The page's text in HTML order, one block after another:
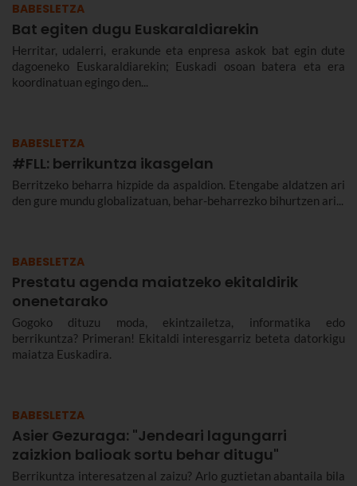
BABESLETZA
Bat egiten dugu Euskaraldiarekin
Herritar, udalerri, erakunde eta enpresa askok bat egin dute
dagoeneko Euskaraldiarekin; Euskadi osoan batera eta era
koordinatuan egingo den...
BABESLETZA
#FLL: berrikuntza ikasgelan
Berritzeko beharra hizpide da aspaldion. Etengabe aldatzen ari
den gure mundu globalizatuan, behar-beharrezko bihurtzen ari...
BABESLETZA
Prestatu agenda maiatzeko ekitaldirik
onenetarako
Gogoko dituzu moda, ekintzailetza, informatika edo
berrikuntza? Primeran! Ekitaldi interesgarriz beteta datorkigu
maiatza Euskadira.
BABESLETZA
Asier Gezuraga: "Jendeari lagungarri
zaizkion balioak sortu behar ditugu"
Berrikuntza interesatzen al zaizu? Arlo guztietan abantaila bila